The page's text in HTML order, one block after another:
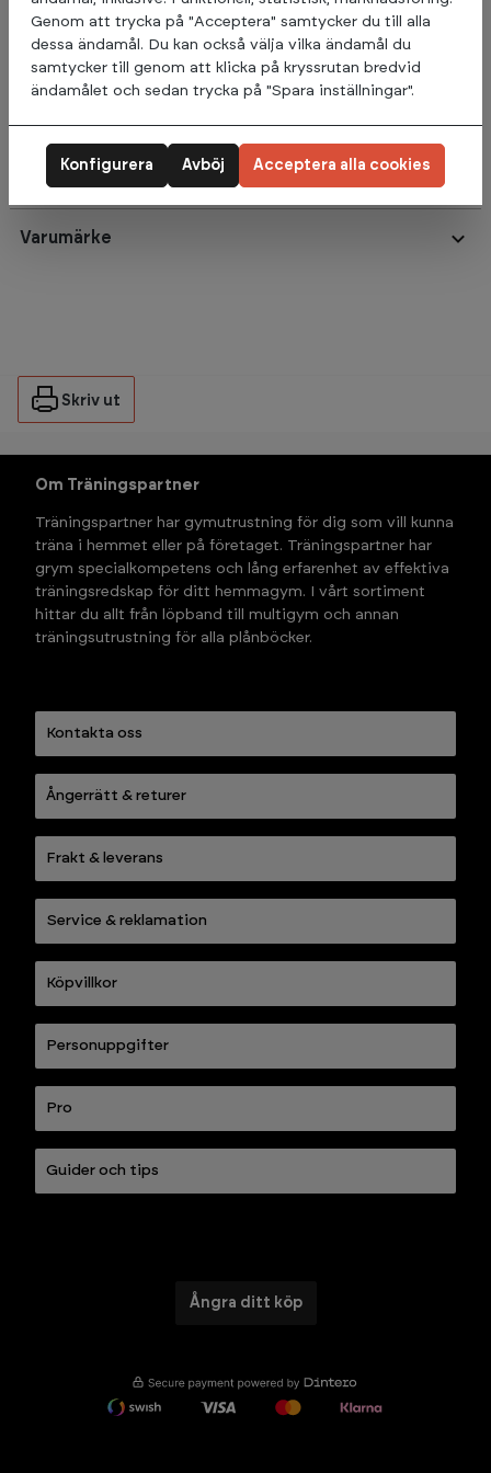
tricepsövningar och den vinklade armplattan bidrar till att
begränsa axelrörelser.
Maskinen har också en integrerad repetitionsräknare.
Omdömen
Varumärke
Skriv ut
Om Träningspartner
Träningspartner har gymutrustning för dig som vill kunna
träna i hemmet eller på företaget. Träningspartner har
grym specialkompetens och lång erfarenhet av effektiva
träningsredskap för ditt hemmagym. I vårt sortiment
hittar du allt från löpband till multigym och annan
träningsutrustning för alla plånböcker.
Kontakta oss
Ångerrätt & returer
Frakt & leverans
Service & reklamation
Köpvillkor
Personuppgifter
Pro
Guider och tips
Ångra ditt köp
Genom att trycka på "Acceptera" samtycker du till alla
dessa ändamål. Du kan också välja vilka ändamål du
samtycker till genom att klicka på kryssrutan bredvid
ändamålet och sedan trycka på "Spara inställningar".
Avböj
Konfigurera Acceptera alla cookies